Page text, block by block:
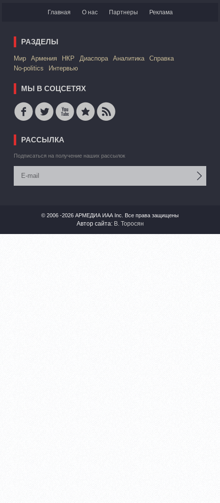
Главная О нас Партнеры Реклама
РАЗДЕЛЫ
Mир Армения НКР Диаспора Аналитика
Справка
No-politics
Интервью
МЫ В СОЦСЕТЯХ
РАССЫЛКА
Подписаться на получение наших рассылок
© 2006 -2026 АРМЕДИА ИАА Inc. Все права защищены
Автор сайта: В. Торосян